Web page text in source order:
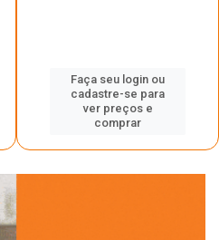
Faça seu login ou
cadastre-se para
ver preços e
comprar